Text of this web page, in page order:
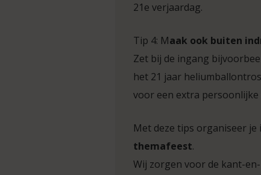
21e verjaardag.
Tip 4: Maak ook buiten
Zet bij de ingang
het 21 jaar
voor een extra
Met deze tips organiseer
themafeest.
Wij zorgen voor de kant-